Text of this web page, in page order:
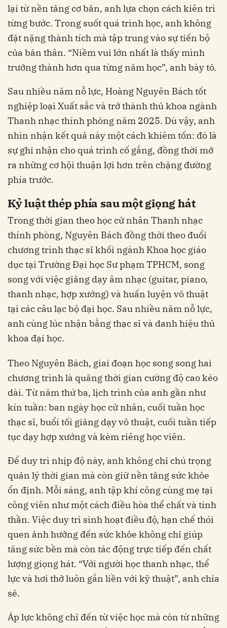
lại từ nền tảng cơ bản, anh lựa chọn cách kiên trì
từng bước. Trong suốt quá trình học, anh không
đặt nặng thành tích mà tập trung vào sự tiến bộ
của bản thân. “Niềm vui lớn nhất là thấy mình
trưởng thành hơn qua từng năm học”, anh bày tỏ.
Sau nhiều năm nỗ lực, Hoàng Nguyên Bách tốt
nghiệp loại Xuất sắc và trở thành thủ khoa ngành
Thanh nhạc thính phòng năm 2025. Dù vậy, anh
nhìn nhận kết quả này một cách khiêm tốn: đó là
sự ghi nhận cho quá trình cố gắng, đồng thời mở
ra những cơ hội thuận lợi hơn trên chặng đường
phía trước.​
Kỷ luật thép phía sau một giọng hát
Trong thời gian theo học cử nhân Thanh nhạc
thính phòng, Nguyên Bách đồng thời theo đuổi
chương trình thạc sĩ khối ngành Khoa học giáo
dục tại Trường Đại học Sư phạm TPHCM, song
song với việc giảng dạy âm nhạc (guitar, piano,
thanh nhạc, hợp xướng) và huấn luyện võ thuật
tại các câu lạc bộ đại học. Sau nhiều năm nỗ lực,
anh cùng lúc nhận bằng thạc sĩ và danh hiệu thủ
khoa đại học.
Theo Nguyên Bách, giai đoạn học song song hai
chương trình là quãng thời gian cường độ cao kéo
dài. Từ năm thứ ba, lịch trình của anh gần như
kín tuần: ban ngày học cử nhân, cuối tuần học
thạc sĩ, buổi tối giảng dạy võ thuật, cuối tuần tiếp
tục dạy hợp xướng và kèm riêng học viên.
Để duy trì nhịp độ này, anh không chỉ chú trọng
quản lý thời gian mà còn giữ nền tảng sức khỏe
ổn định. Mỗi sáng, anh tập khí công cùng mẹ tại
công viên như một cách điều hòa thể chất và tinh
thần. Việc duy trì sinh hoạt điều độ, hạn chế thói
quen ảnh hưởng đến sức khỏe không chỉ giúp
tăng sức bền mà còn tác động trực tiếp đến chất
lượng giọng hát. “Với người học thanh nhạc, thể
lực và hơi thở luôn gắn liền với kỹ thuật”, anh chia
sẻ.
Áp lực không chỉ đến từ việc học mà còn từ những